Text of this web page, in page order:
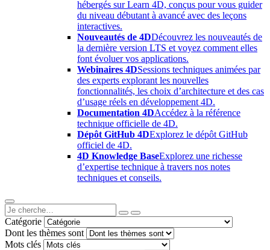
hébergés sur Learn 4D, conçus pour vous guider
du niveau débutant à avancé avec des leçons
interactives.
Nouveautés de 4DDécouvrez les nouveautés de
la dernière version LTS et voyez comment elles
font évoluer vos applications.
Webinaires 4DSessions techniques animées par
des experts explorant les nouvelles
fonctionnalités, les choix d’architecture et des cas
d’usage réels en développement 4D.
Documentation 4DAccédez à la référence
technique officielle de 4D.
Dépôt GitHub 4DExplorez le dépôt GitHub
officiel de 4D.
4D Knowledge BaseExplorez une richesse
d’expertise technique à travers nos notes
techniques et conseils.
Catégorie
Dont les thèmes sont
Mots clés